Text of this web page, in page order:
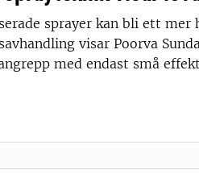
sprayer kan bli ett
visar Poorva
med endast små